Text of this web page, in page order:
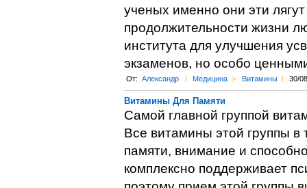
ученых именно они эти
продолжительности жизни
института для улучшения
экзаменов, но особо
От: Александр l Медицина > Витамины l 30/
Витамины Для Памяти
Самой главной группой
Все витамины этой группы в
памяти, внимание и
комплексно поддерживает